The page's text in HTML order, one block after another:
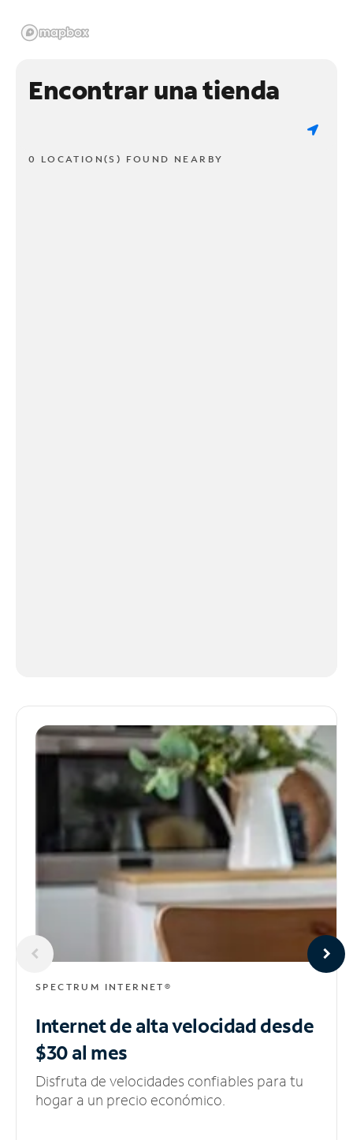
Encontrar una tienda
0 LOCATION(S) FOUND NEARBY
SPECTRUM INTERNET®
Internet de alta velocidaddesde
$30 al mes
Disfruta de velocidades confiables para tu
hogar a un precio económico.